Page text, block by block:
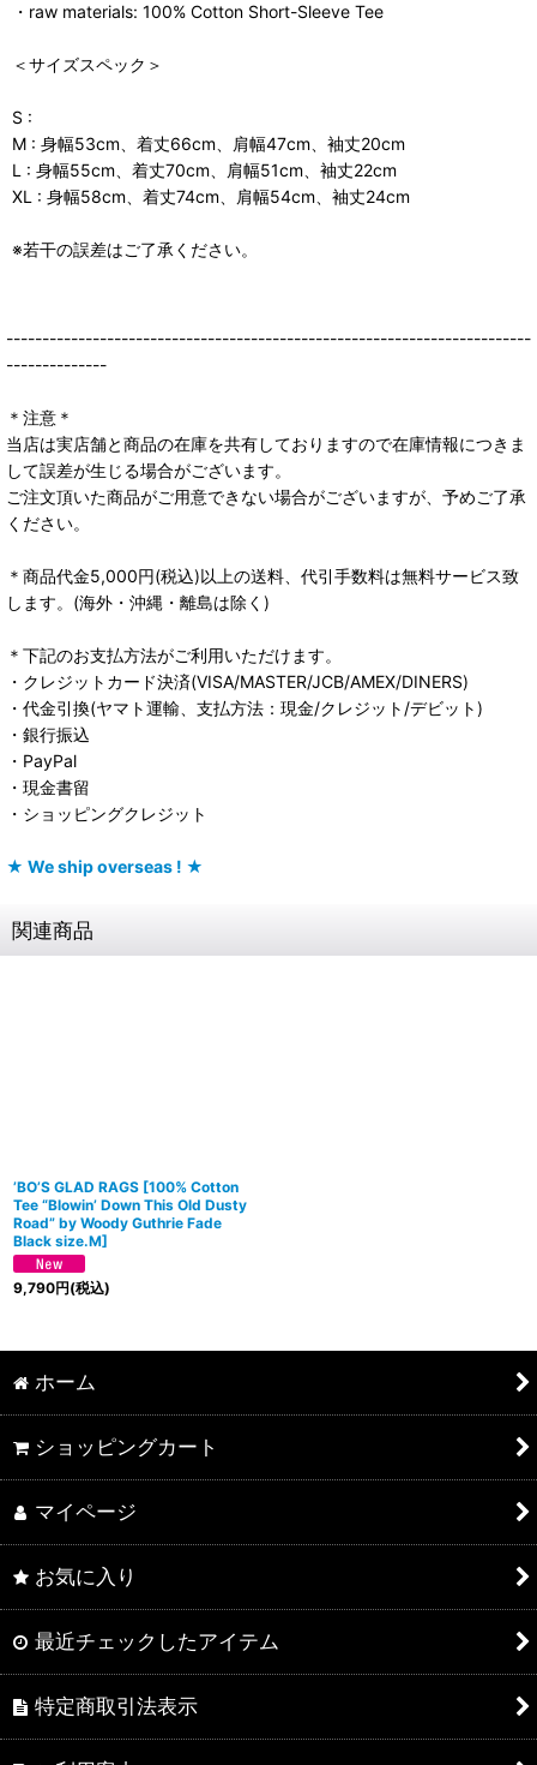
・raw materials: 100% Cotton Short-Sleeve Tee
＜サイズスペック＞
S :
M : 身幅53cm、着丈66cm、肩幅47cm、袖丈20cm
L : 身幅55cm、着丈70cm、肩幅51cm、袖丈22cm
XL : 身幅58cm、着丈74cm、肩幅54cm、袖丈24cm
※若干の誤差はご了承ください。
-------------------------------------------------------------------------
--------------
＊注意＊
当店は実店舗と商品の在庫を共有しておりますので在庫情報につきま
して誤差が生じる場合がございます。
ご注文頂いた商品がご用意できない場合がございますが、予めご了承
ください。
＊商品代金5,000円(税込)以上の送料、代引手数料は無料サービス致
します。(海外・沖縄・離島は除く)
＊下記のお支払方法がご利用いただけます。
・クレジットカード決済(VISA/MASTER/JCB/AMEX/DINERS)
・代金引換(ヤマト運輸、支払方法：現金/クレジット/デビット)
・銀行振込
・PayPal
・現金書留
・ショッピングクレジット
★ We ship overseas ! ★
関連商品
’BO’S GLAD RAGS [100% Cotton
Tee “Blowin’ Down This Old Dusty
Road” by Woody Guthrie Fade
Black size.M]
9,790円(税込)
ホーム
ショッピングカート
マイページ
お気に入り
最近チェックしたアイテム
特定商取引法表示